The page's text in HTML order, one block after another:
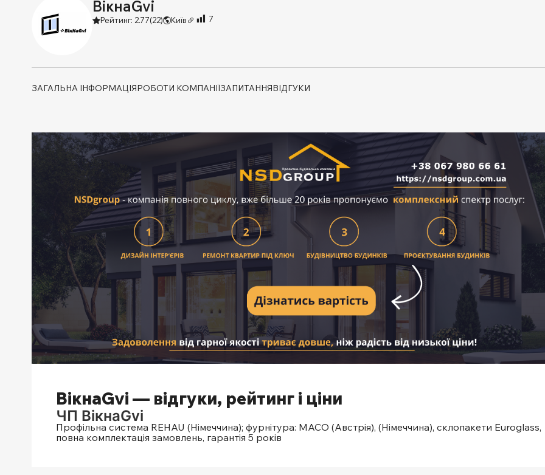
ВікнаGvi
Рейтинг: 2.77(22) Київ 7
ЗАГАЛЬНА ІНФОРМАЦІЯРОБОТИ КОМПАНІЇЗАПИТАННЯВІДГУКИ
ВікнаGvi — відгуки, рейтинг і ціни
ЧП ВікнаGvi
Профільна система REHAU (Німеччина); фурнітура: MACO (Австрія), (Німеччина), склопакети Euroglass,
повна комплектація замовлень, гарантія 5 років